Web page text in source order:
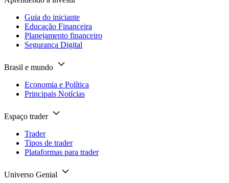
Guia do iniciante
Educação Financeira
Planejamento financeiro
Segurança Digital
Brasil e mundo
Economia e Política
Principais Notícias
Espaço trader
Trader
Tipos de trader
Plataformas para trader
Universo Genial